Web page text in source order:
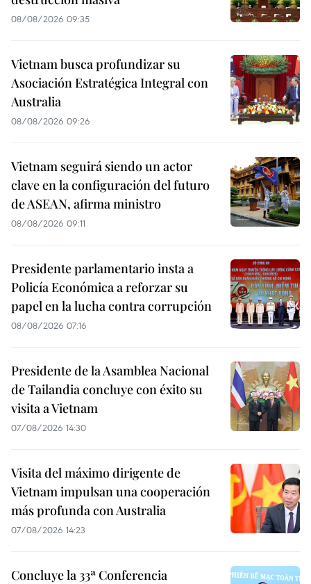
08/08/2026 09:35
Vietnam busca profundizar su
Asociación Estratégica Integral con
Australia
08/08/2026 09:26
Vietnam seguirá siendo un actor
clave en la configuración del futuro
de ASEAN, afirma ministro
08/08/2026 09:11
Presidente parlamentario insta a
Policía Económica a reforzar su
papel en la lucha contra corrupción
08/08/2026 07:16
Presidente de la Asamblea Nacional
de Tailandia concluye con éxito su
visita a Vietnam
07/08/2026 14:30
Visita del máximo dirigente de
Vietnam impulsan una cooperación
más profunda con Australia
07/08/2026 14:23
Concluye la 33ª Conferencia